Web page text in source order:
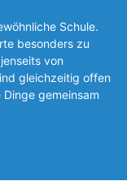
Schule.
besonders zu
von
gleichzeitig offen
gemeinsam